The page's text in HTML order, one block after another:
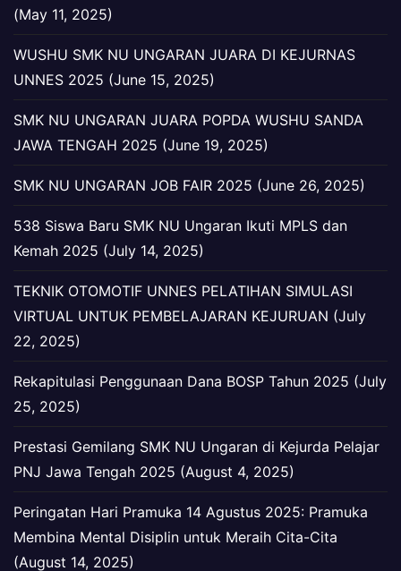
(May 11, 2025)
WUSHU SMK NU UNGARAN JUARA DI KEJURNAS
UNNES 2025 (June 15, 2025)
SMK NU UNGARAN JUARA POPDA WUSHU SANDA
JAWA TENGAH 2025 (June 19, 2025)
SMK NU UNGARAN JOB FAIR 2025 (June 26, 2025)
538 Siswa Baru SMK NU Ungaran Ikuti MPLS dan
Kemah 2025 (July 14, 2025)
TEKNIK OTOMOTIF UNNES PELATIHAN SIMULASI
VIRTUAL UNTUK PEMBELAJARAN KEJURUAN (July
22, 2025)
Rekapitulasi Penggunaan Dana BOSP Tahun 2025 (July
25, 2025)
Prestasi Gemilang SMK NU Ungaran di Kejurda Pelajar
PNJ Jawa Tengah 2025 (August 4, 2025)
Peringatan Hari Pramuka 14 Agustus 2025: Pramuka
Membina Mental Disiplin untuk Meraih Cita-Cita
(August 14, 2025)